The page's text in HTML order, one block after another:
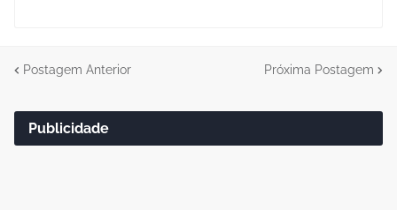
Postagem Anterior Próxima Postagem
Publicidade